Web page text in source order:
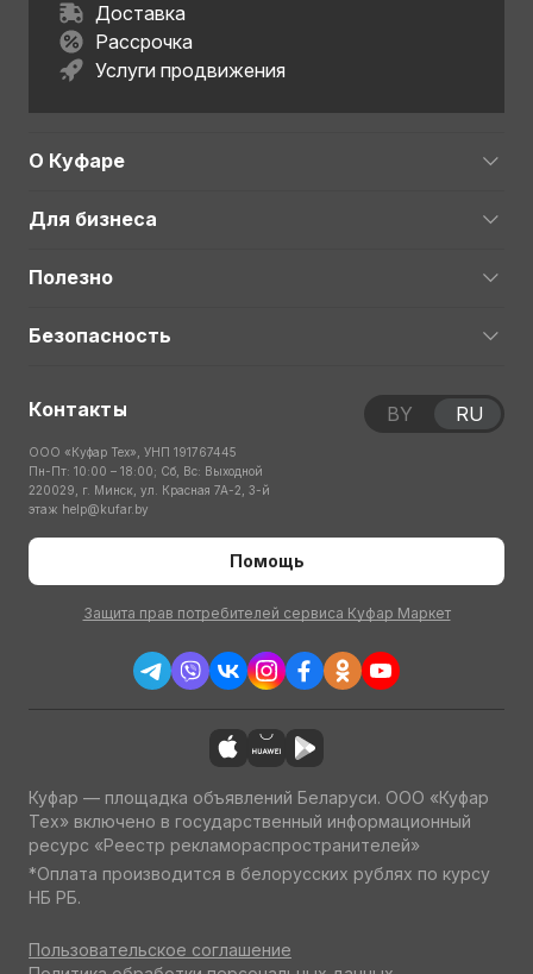
Доставка
Рассрочка
Услуги продвижения
О Куфаре
Для бизнеса
Полезно
Безопасность
Контакты
ООО «Куфар Тех», УНП 191767445
Пн-Пт: 10:00 – 18:00; Сб, Вс: Выходной
220029, г. Минск, ул. Красная 7А-2, 3-й
этаж help@kufar.by
Помощь
Защита прав потребителей сервиса Куфар Маркет
BY RU
Куфар — площадка объявлений Беларуси. ООО «Куфар
Тех» включено в государственный информационный
ресурс «Реестр рекламораспространителей»
*Оплата производится в белорусских рублях по курсу
НБ РБ.
Пользовательское соглашение